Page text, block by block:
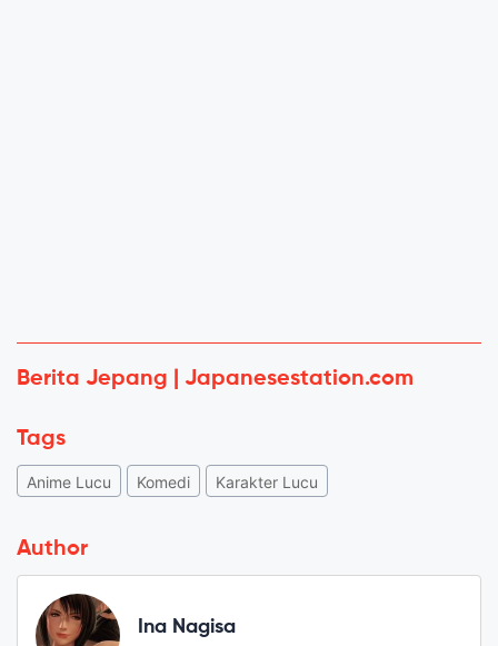
Berita Jepang | Japanesestation.com
Tags
Anime Lucu Komedi Karakter Lucu
Author
Ina Nagisa